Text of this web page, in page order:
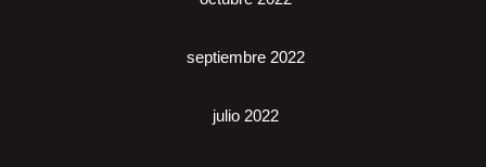
septiembre 2022
julio 2022